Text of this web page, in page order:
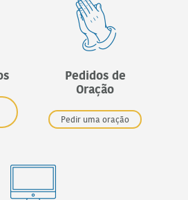
Pedidos de
Oração
Pedir uma oração